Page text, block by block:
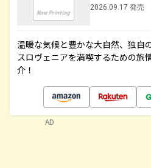
2026.09.17 発売
温暖な気候と豊かな大自然、独自
スロヴェニアを満喫するための旅
介！
AD